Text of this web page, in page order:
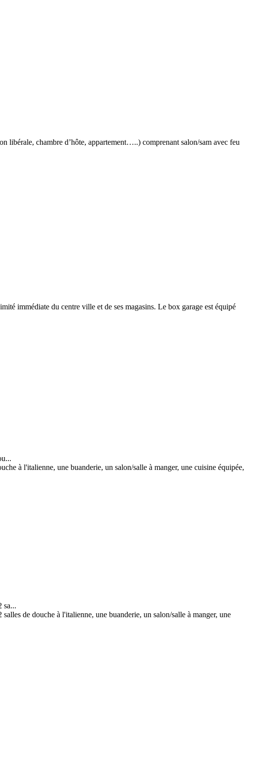
libérale, chambre d’hôte, appartement…..) comprenant salon/sam avec feu
immédiate du centre ville et de ses magasins. Le box garage est équipé
à l'italienne, une buanderie, un salon/salle à manger, une cuisine équipée,
sa...
de douche à l'italienne, une buanderie, un salon/salle à manger, une